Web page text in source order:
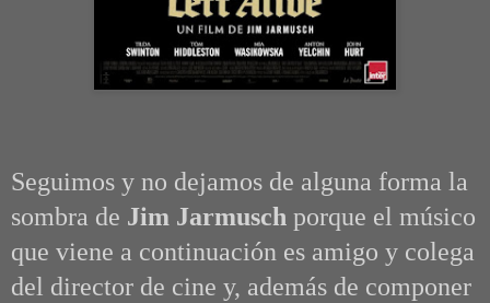
Seguimos y no dejamos de alguna forma la
sombra de Jim Jarmusch porque el músico
que viene a continuación es amigo y colega
del director de cine y, además de componer